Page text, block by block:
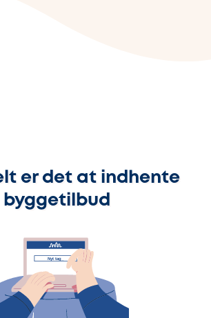
er det at indhente
byggetilbud